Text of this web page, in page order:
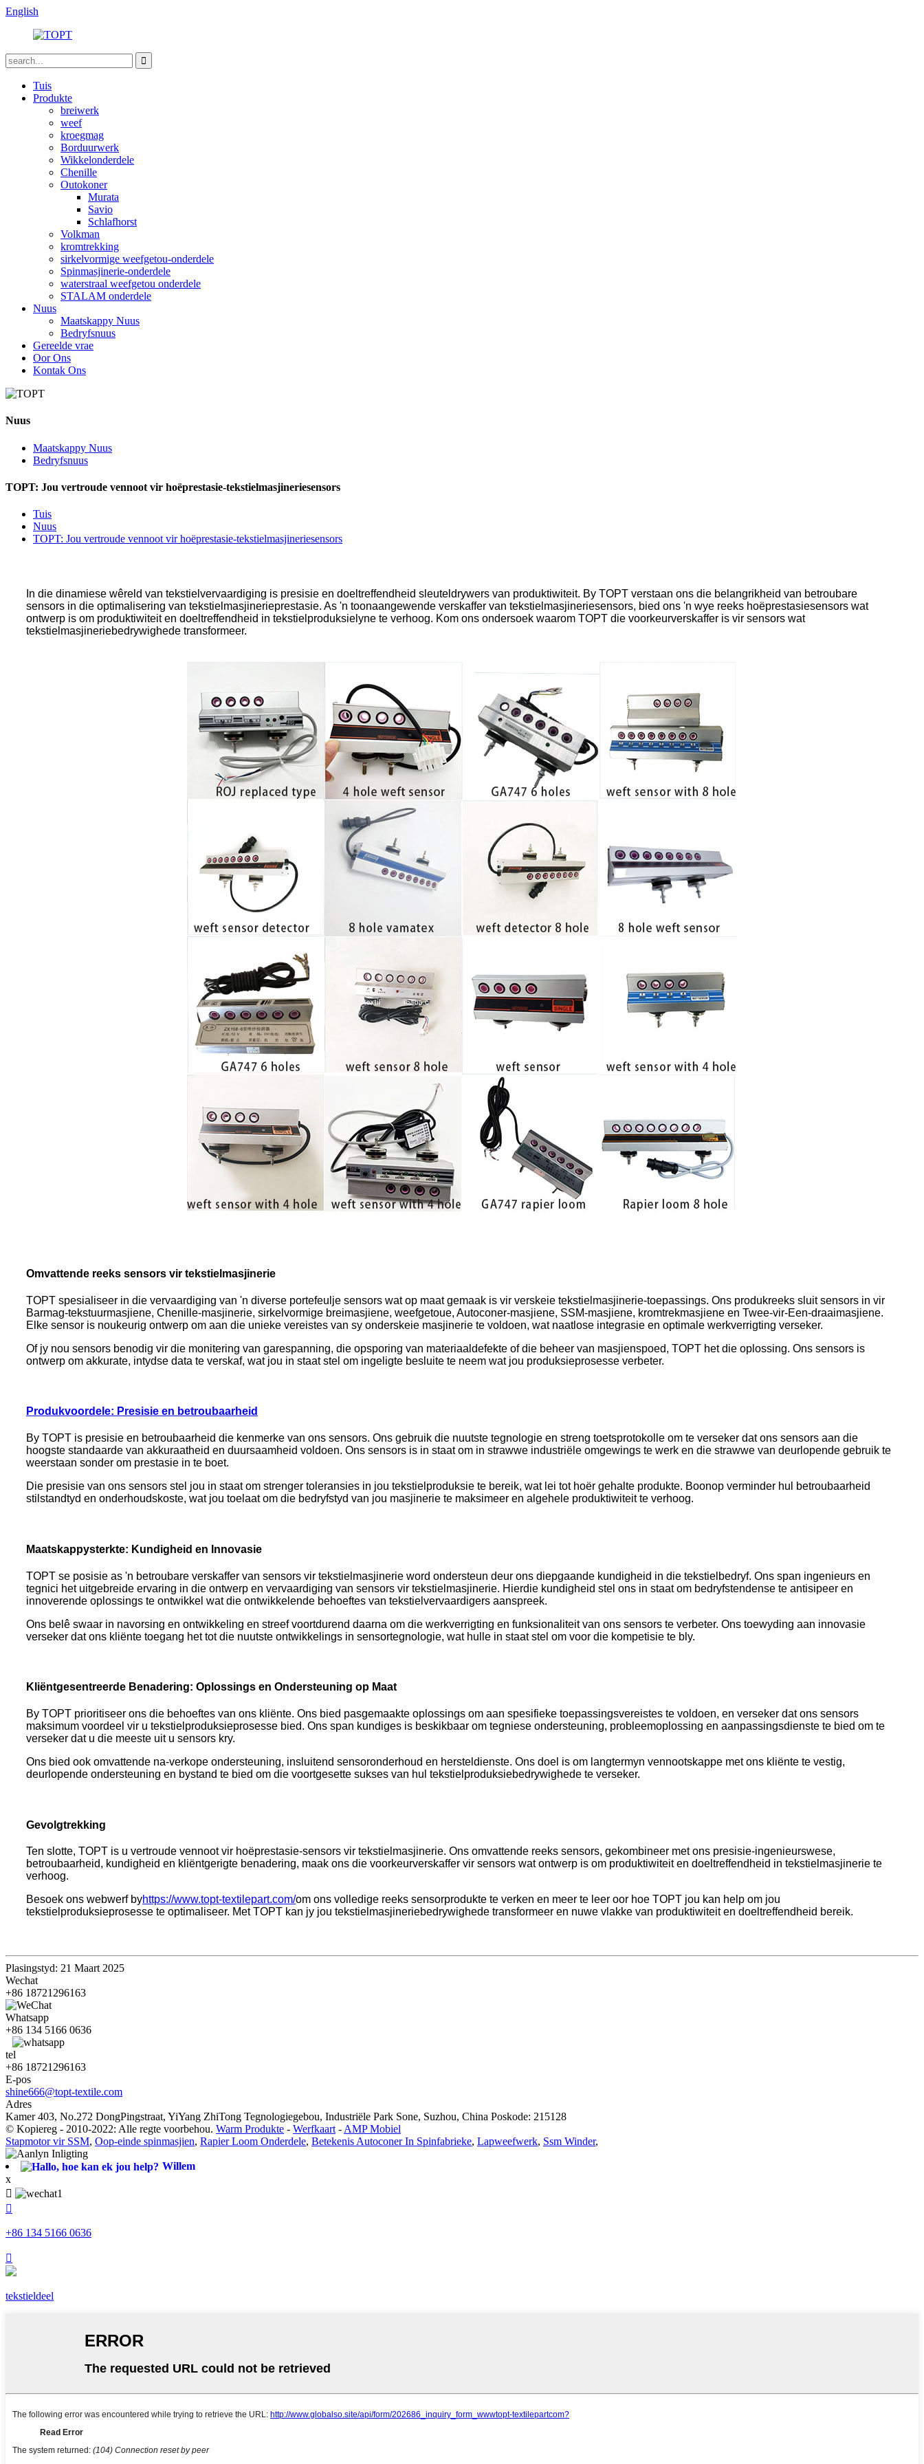
English
Tuis
Produkte
breiwerk
weef
kroegmag
Borduurwerk
Wikkelonderdele
Chenille
Outokoner
Murata
Savio
Schlafhorst
Volkman
kromtrekking
sirkelvormige weefgetou-onderdele
Spinmasjinerie-onderdele
waterstraal weefgetou onderdele
STALAM onderdele
Nuus
Maatskappy Nuus
Bedryfsnuus
Gereelde vrae
Oor Ons
Kontak Ons
Nuus
Maatskappy Nuus
Bedryfsnuus
TOPT: Jou vertroude vennoot vir hoëprestasie-tekstielmasjineriesensors
Tuis
Nuus
TOPT: Jou vertroude vennoot vir hoëprestasie-tekstielmasjineriesensors
In die dinamiese wêreld van tekstielvervaardiging is presisie en doeltreffendheid sleuteldrywers van produktiwiteit. By TOPT verstaan ​​ons die belangrikheid van betroubare
sensors in die optimalisering van tekstielmasjinerieprestasie. As 'n toonaangewende verskaffer van tekstielmasjineriesensors, bied ons 'n wye reeks hoëprestasiesensors wat
ontwerp is om produktiwiteit en doeltreffendheid in tekstielproduksielyne te verhoog. Kom ons ondersoek waarom TOPT die voorkeurverskaffer is vir sensors wat
tekstielmasjineriebedrywighede transformeer.
Omvattende reeks sensors vir tekstielmasjinerie
TOPT spesialiseer in die vervaardiging van 'n diverse portefeulje sensors wat op maat gemaak is vir verskeie tekstielmasjinerie-toepassings. Ons produkreeks sluit sensors in vir
Barmag-tekstuurmasjiene, Chenille-masjinerie, sirkelvormige breimasjiene, weefgetoue, Autoconer-masjiene, SSM-masjiene, kromtrekmasjiene en Twee-vir-Een-draaimasjiene.
Elke sensor is noukeurig ontwerp om aan die unieke vereistes van sy onderskeie masjinerie te voldoen, wat naatlose integrasie en optimale werkverrigting verseker.
Of jy nou sensors benodig vir die monitering van garespanning, die opsporing van materiaaldefekte of die beheer van masjienspoed, TOPT het die oplossing. Ons sensors is
ontwerp om akkurate, intydse data te verskaf, wat jou in staat stel om ingeligte besluite te neem wat jou produksieprosesse verbeter.
Produkvoordele: Presisie en betroubaarheid
By TOPT is presisie en betroubaarheid die kenmerke van ons sensors. Ons gebruik die nuutste tegnologie en streng toetsprotokolle om te verseker dat ons sensors aan die
hoogste standaarde van akkuraatheid en duursaamheid voldoen. Ons sensors is in staat om in strawwe industriële omgewings te werk en die strawwe van deurlopende gebruik te
weerstaan ​​sonder om prestasie in te boet.
Die presisie van ons sensors stel jou in staat om strenger toleransies in jou tekstielproduksie te bereik, wat lei tot hoër gehalte produkte. Boonop verminder hul betroubaarheid
stilstandtyd en onderhoudskoste, wat jou toelaat om die bedryfstyd van jou masjinerie te maksimeer en algehele produktiwiteit te verhoog.
Maatskappysterkte: Kundigheid en Innovasie
TOPT se posisie as 'n betroubare verskaffer van sensors vir tekstielmasjinerie word ondersteun deur ons diepgaande kundigheid in die tekstielbedryf. Ons span ingenieurs en
tegnici het uitgebreide ervaring in die ontwerp en vervaardiging van sensors vir tekstielmasjinerie. Hierdie kundigheid stel ons in staat om bedryfstendense te antisipeer en
innoverende oplossings te ontwikkel wat die ontwikkelende behoeftes van tekstielvervaardigers aanspreek.
Ons belê swaar in navorsing en ontwikkeling en streef voortdurend daarna om die werkverrigting en funksionaliteit van ons sensors te verbeter. Ons toewyding aan innovasie
verseker dat ons kliënte toegang het tot die nuutste ontwikkelings in sensortegnologie, wat hulle in staat stel om voor die kompetisie te bly.
Kliëntgesentreerde Benadering: Oplossings en Ondersteuning op Maat
By TOPT prioritiseer ons die behoeftes van ons kliënte. Ons bied pasgemaakte oplossings om aan spesifieke toepassingsvereistes te voldoen, en verseker dat ons sensors
maksimum voordeel vir u tekstielproduksieprosesse bied. Ons span kundiges is beskikbaar om tegniese ondersteuning, probleemoplossing en aanpassingsdienste te bied om te
verseker dat u die meeste uit u sensors kry.
Ons bied ook omvattende na-verkope ondersteuning, insluitend sensoronderhoud en hersteldienste. Ons doel is om langtermyn vennootskappe met ons kliënte te vestig,
deurlopende ondersteuning en bystand te bied om die voortgesette sukses van hul tekstielproduksiebedrywighede te verseker.
Gevolgtrekking
Ten slotte, TOPT is u vertroude vennoot vir hoëprestasie-sensors vir tekstielmasjinerie. Ons omvattende reeks sensors, gekombineer met ons presisie-ingenieurswese,
betroubaarheid, kundigheid en kliëntgerigte benadering, maak ons ​​die voorkeurverskaffer vir sensors wat ontwerp is om produktiwiteit en doeltreffendheid in tekstielmasjinerie te
verhoog.
Besoek ons ​​webwerf byhttps://www.topt-textilepart.com/om ons volledige reeks sensorprodukte te verken en meer te leer oor hoe TOPT jou kan help om jou
tekstielproduksieprosesse te optimaliseer. Met TOPT kan jy jou tekstielmasjineriebedrywighede transformeer en nuwe vlakke van produktiwiteit en doeltreffendheid bereik.
Plasingstyd: 21 Maart 2025
Wechat
+86 18721296163
Whatsapp
+86 134 5166 0636
tel
+86 18721296163
E-pos
shine666@topt-textile.com
Adres
Kamer 403, No.272 DongPingstraat, YiYang ZhiTong Tegnologiegebou, Industriële Park Sone, Suzhou, China Poskode: 215128
© Kopiereg - 2010-2022: Alle regte voorbehou. Warm Produkte - Werfkaart - AMP Mobiel
Stapmotor vir SSM, Oop-einde spinmasjien, Rapier Loom Onderdele, Betekenis Autoconer In Spinfabrieke, Lapweefwerk, Ssm Winder,
Willem
x


+86 134 5166 0636

tekstieldeel